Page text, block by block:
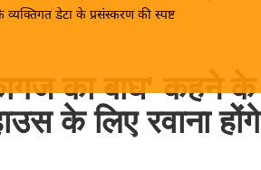
डेटा के प्रसंस्करण की स्पष्ट
का बाघ' कहने के
के लिए रवाना होंगे